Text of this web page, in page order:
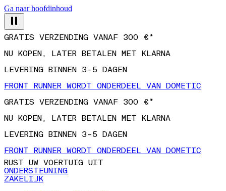
Ga naar hoofdinhoud
GRATIS VERZENDING VANAF 300 €*
NU KOPEN, LATER BETALEN MET KLARNA
LEVERING BINNEN 3–5 DAGEN
FRONT RUNNER WORDT ONDERDEEL VAN DOMETIC
GRATIS VERZENDING VANAF 300 €*
NU KOPEN, LATER BETALEN MET KLARNA
LEVERING BINNEN 3–5 DAGEN
FRONT RUNNER WORDT ONDERDEEL VAN DOMETIC
RUST UW VOERTUIG UIT
ONDERSTEUNING
ZAKELIJK